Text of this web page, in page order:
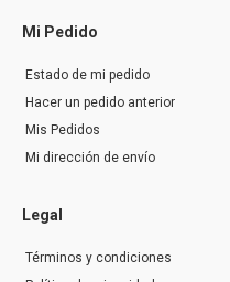
Mi Pedido
Estado de mi pedido
Hacer un pedido anterior
Mis Pedidos
Mi dirección de envío
Legal
Términos y condiciones